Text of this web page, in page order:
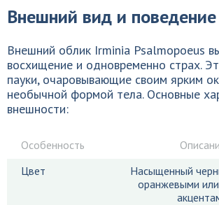
Внешний вид и поведение
Внешний облик Irminia Psalmopoeus
восхищение и одновременно страх.
пауки, очаровывающие своим ярким
необычной формой тела. Основные
внешности:
Особенность
Цвет
Насыщенный
оранжевыми